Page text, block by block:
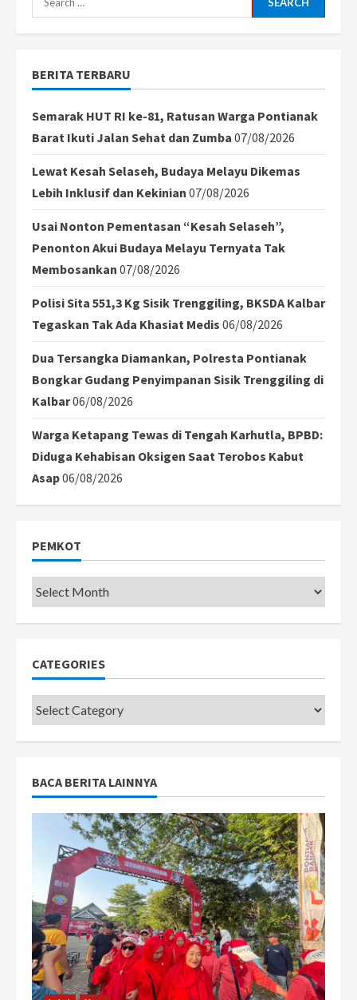
Bahas
Umat
for:
BERITA TERBARU
Semarak HUT RI ke-81, Ratusan Warga Pontianak
Barat Ikuti Jalan Sehat dan Zumba 07/08/2026
Lewat Kesah Selaseh, Budaya Melayu Dikemas
Lebih Inklusif dan Kekinian 07/08/2026
Usai Nonton Pementasan “Kesah Selaseh”,
Penonton Akui Budaya Melayu Ternyata Tak
Membosankan 07/08/2026
Polisi Sita 551,3 Kg Sisik Trenggiling, BKSDA Kalbar
Tegaskan Tak Ada Khasiat Medis 06/08/2026
Dua Tersangka Diamankan, Polresta Pontianak
Bongkar Gudang Penyimpanan Sisik Trenggiling di
Kalbar06/08/2026
Warga Ketapang Tewas di Tengah Karhutla, BPBD:
Diduga Kehabisan Oksigen Saat Terobos Kabut
Asap06/08/2026
PEMKOT
Pemkot
CATEGORIES
Categories
BACA BERITA LAINNYA